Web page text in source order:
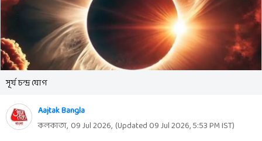
সূর্য চন্দ্র যোগ
Aajtak Bangla
কলকাতা, 09 Jul 2026, (Updated 09 Jul 2026, 5:53 PMIST)